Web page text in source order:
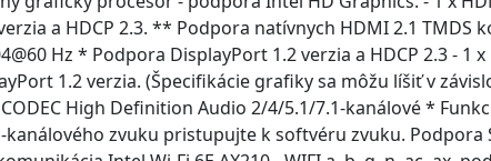
a HDCP 2.3. ** Podpora natívnych HDMI 2.1
Hz * Podpora DisplayPort 1.2 verzia a HDCP 2.3 -
1.2 verzia. (Špecifikácie grafiky sa môžu líšiť v
High Definition Audio 2/4/5.1/7.1-kanálové *
zvuku pristupujte k softvéru zvuku. Podpora